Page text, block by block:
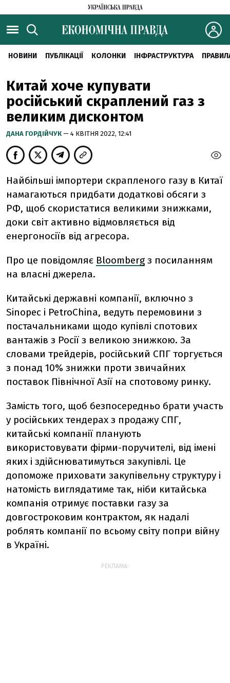
НОВИНИ ПУБЛІКАЦІЇ КОЛОНКИ ІНФРАСТРУКТУРА
Китай хоче купувати
російський скраплений газ з
великим дисконтом
ДАНА ГОРДІЙЧУК — 4 КВІТНЯ 2022, 12:41
Найбільші імпортери скрапленого газу в Китаї
намагаються придбати додаткові обсяги з
РФ, щоб скористатися великими знижками,
доки світ активно відмовляється від
енергоносіїв від агресора.
Про це повідомляє Bloombergз посиланням
на власні джерела.
Китайські державні компанії, включно з
Sinopec і PetroChina, ведуть перемовини з
постачальниками щодо купівлі спотових
вантажів з Росії з великою знижкою. За
словами трейдерів, російський СПГ торгується
з понад 10% знижки проти звичайних
поставок Північної Азії на спотовому ринку.
Замість того, щоб безпосередньо брати участь
у російських тендерах з продажу СПГ,
китайські компанії планують
використовувати фірми-поручителі, від імені
яких і здійснюватимуться закупівлі. Це
допоможе приховати закупівельну структуру і
натомість виглядатиме так, ніби китайська
компанія отримує поставки газу за
довгостроковим контрактом, як надалі
роблять компанії по всьому світу попри війну
в Україні.
РЕКЛАМА: